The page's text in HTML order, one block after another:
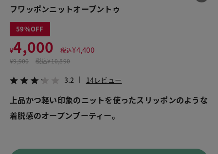
フワッポンニットオープントゥ
59
¥4,000 税込¥4,400
¥9,900 税込¥10,890
3.2 14レビュー
上品かつ軽い印象のニットを使ったスリッポンのような
着脱感のオープンブーティー。
この商品をシェアする
¥4,000
税込¥4,400
LINE X